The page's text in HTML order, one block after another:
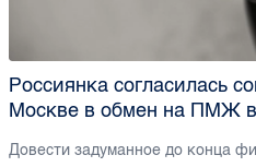
Россиянка согласилась
Москве в обмен на ПМЖ
Довести задуманное до конца